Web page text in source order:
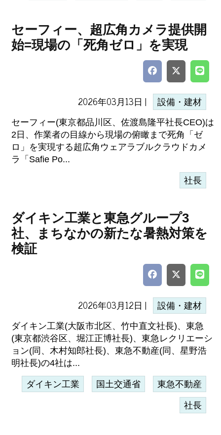
セーフィー、超広角カメラ提供開
始=現場の「死角ゼロ」を実現
2026年03月13日 | 設備・建材
セーフィー(東京都品川区、佐渡島隆平社長CEO)は
2日、作業者の目線から現場の俯瞰まで死角「ゼ
ロ」を実現する超広角ウェアラブルクラウドカメ
ラ「Safie Po...
社長
ダイキン工業と東急グループ3
社、まちなかの新たな暑熱対策を
検証
2026年03月12日 | 設備・建材
ダイキン工業(大阪市北区、竹中直文社長)、東急
(東京都渋谷区、堀江正博社長)、東急レクリエーシ
ョン(同、木村知郎社長)、東急不動産(同、星野浩
明社長)の4社は...
ダイキン工業 国土交通省 東急不動産
社長